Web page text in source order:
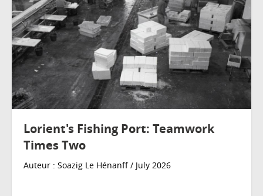
Lorient's Fishing Port: Teamwork
Times Two
Auteur : Soazig Le Hénanff / July 2026